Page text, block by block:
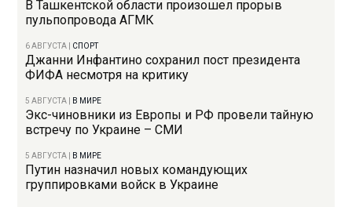
В Ташкентской области произошел прорыв
пульпопровода АГМК
6 АВГУСТА СПОРТ
Джанни Инфантино сохранил пост президента
ФИФА несмотря на критику
5 АВГУСТА В МИРЕ
Экс-чиновники из Европы и РФ провели тайную
встречу по Украине – СМИ
5 АВГУСТА В МИРЕ
Путин назначил новых командующих
группировками войск в Украине